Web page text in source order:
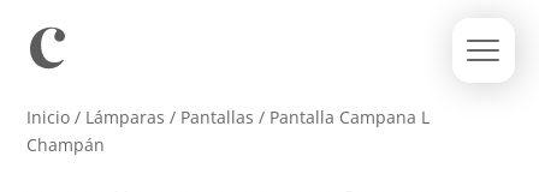
Inicio / Lámparas / Pantallas / Pantalla Campana L
Champán